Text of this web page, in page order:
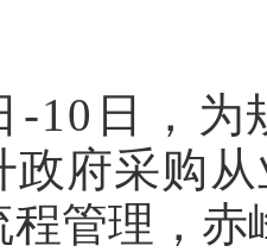
10日， 为
政府采购
程管理，